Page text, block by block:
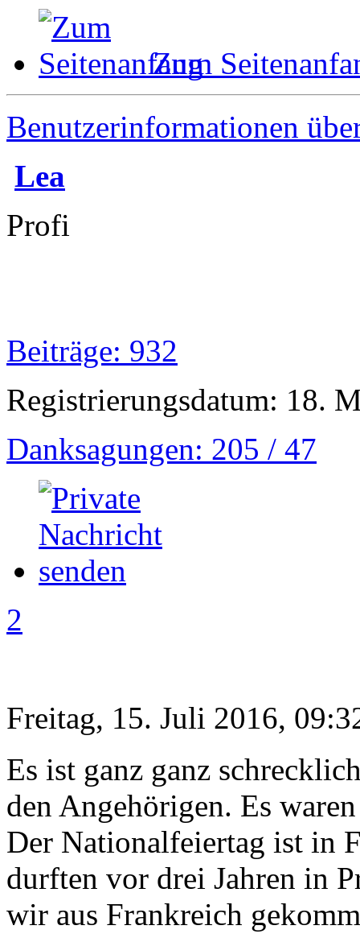
Zum
Benutzerinformationen
Lea
Profi
Beiträge: 932
Registrierungsdatum: 18.
Danksagungen: 205 / 47
2
Freitag, 15. Juli 2016,
Es ist ganz ganz
den Angehörigen. Es
Der Nationalfeiertag ist in
durften vor drei Jahren in
wir aus Frankreich